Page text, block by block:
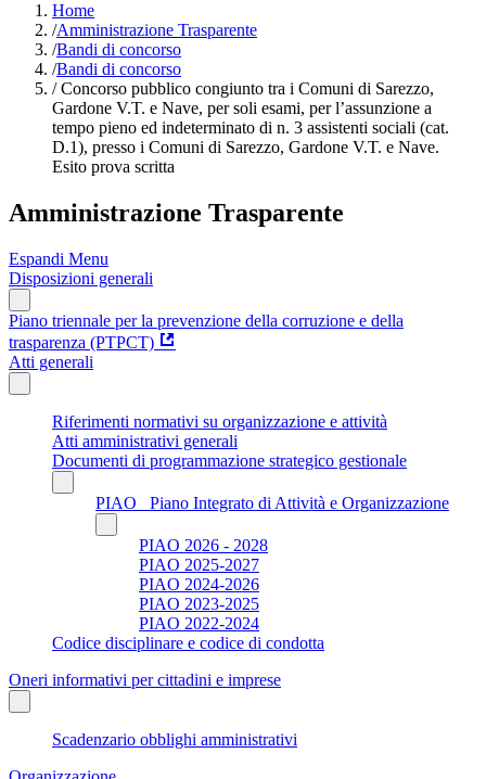
Home
/Amministrazione Trasparente
/Bandi di concorso
/Bandi di concorso
/Concorso pubblico congiunto tra i Comuni di Sarezzo,
Gardone V.T. e Nave, per soli esami, per l’assunzione a
tempo pieno ed indeterminato di n. 3 assistenti sociali (cat.
D.1), presso i Comuni di Sarezzo, Gardone V.T. e Nave.
Esito prova scritta
Amministrazione Trasparente
Espandi Menu
Disposizioni generali
Piano triennale per la prevenzione della corruzione e della
trasparenza (PTPCT)
Atti generali
Riferimenti normativi su organizzazione e attività
Atti amministrativi generali
Documenti di programmazione strategico gestionale
PIAO_ Piano Integrato di Attività e Organizzazione
PIAO 2026 - 2028
PIAO 2025-2027
PIAO 2024-2026
PIAO 2023-2025
PIAO 2022-2024
Codice disciplinare e codice di condotta
Oneri informativi per cittadini e imprese
Scadenzario obblighi amministrativi